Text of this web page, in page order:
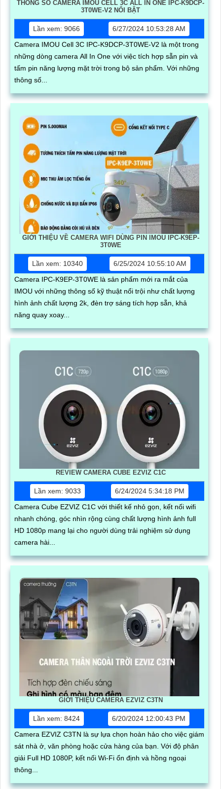
THÔNG SỐ CAMERA IMOU CELL 3C ALL IN ONE IPC-K9DCP-
3T0WE-V2 NỔI BẬT
Lần xem: 9066
6/27/2024 10:53:28 AM
Camera IMOU Cell 3C IPC-K9DCP-3T0WE-V2 là một trong
những dòng camera All In One với việc tích hợp sẵn pin và
tấm pin năng lượng mặt trời trong bộ sản phẩm. Với những
thông số...
GIỚI THIỆU VỀ CAMERA WIFI DÙNG PIN IMOU IPC-K9EP-
3T0WE
Lần xem: 10340
6/25/2024 10:55:10 AM
Camera IPC-K9EP-3T0WE là sản phẩm mới ra mắt của
IMOU với những thông số kỹ thuật nổi trội như chất lượng
hình ảnh chất lượng 2k, đèn trợ sáng tích hợp sẵn, khả
năng quay xoay...
REVIEW CAMERA CUBE EZVIZ C1C
Lần xem: 9033
6/24/2024 5:34:18 PM
Camera Cube EZVIZ C1C với thiết kế nhỏ gọn, kết nối wifi
nhanh chóng, góc nhìn rộng cùng chất lượng hình ảnh full
HD 1080p mang lại cho người dùng trải nghiệm sử dụng
camera hài...
GIỚI THIỆU CAMERA EZVIZ C3TN
Lần xem: 8424
6/20/2024 12:00:43 PM
Camera EZVIZ C3TN là sự lựa chọn hoàn hảo cho việc giám
sát nhà ở, văn phòng hoặc cửa hàng của bạn. Với độ phân
giải Full HD 1080P, kết nối Wi-Fi ổn định và hồng ngoại
thông...